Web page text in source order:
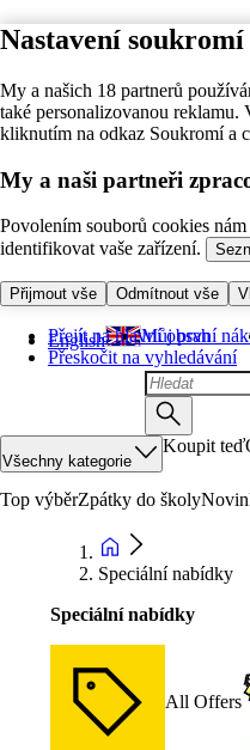
Nastavení soukromí
My a našich 18 partnerů
také personalizovanou
kliknutím na odkaz Soukromí a
My a naši partneři
Povolením souborů cookies
identifikovat vaše zařízení.
Přijmout vše Odmítnout vše
Přejít na hlavní obsah
Přeskočit na vyhledávání
English Můj první
Všechny kategorie
Koupit teď
Top výběrZpátky do školy
Speciální nabídky
Speciální nabídky
All Offers